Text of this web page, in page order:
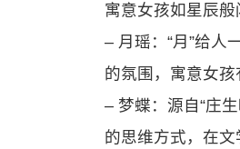
寓意女孩如星辰
– 月瑶：“月”给人
的氛围，寓意女孩
– 梦蝶：源自“庄
的思维方式，在文